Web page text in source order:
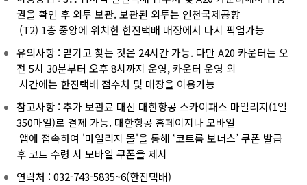
권을 확인 후 외투 보관. 보관된 외투는 인천국제공항
(T2) 1층 중앙에 위치한 한진택배 매장에서 다시 픽업가능
유의사항 : 맡기고 찾는 것은 24시간 가능. 다만 A20 카운터는 오
전 5시 30분부터 오후 8시까지 운영, 카운터 운영 외
시간에는 한진택배 접수처 및 매장을 이용가능
참고사항 : 추가 보관료 대신 대한항공 스카이패스 마일리지(1일
350마일)로 결제 가능. 대한항공 홈페이지나 모바일
앱에 접속하여 '마일리지 몰'을 통해 ‘코트룸 보너스’ 쿠폰 발급
후 코트 수령 시 모바일 쿠폰을 제시
연락처 : 032-743-5835~6(한진택배)